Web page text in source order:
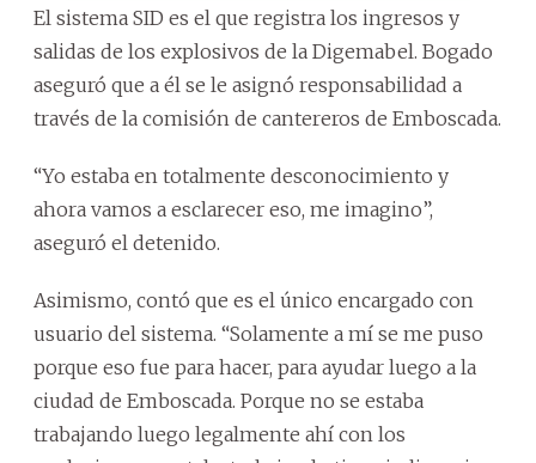
El sistema SID es el que registra los ingresos y
salidas de los explosivos de la Digemabel. Bogado
aseguró que a él se le asignó responsabilidad a
través de la comisión de cantereros de Emboscada.
“Yo estaba en totalmente desconocimiento y
ahora vamos a esclarecer eso, me imagino”,
aseguró el detenido.
Asimismo, contó que es el único encargado con
usuario del sistema. “Solamente a mí se me puso
porque eso fue para hacer, para ayudar luego a la
ciudad de Emboscada. Porque no se estaba
trabajando luego legalmente ahí con los